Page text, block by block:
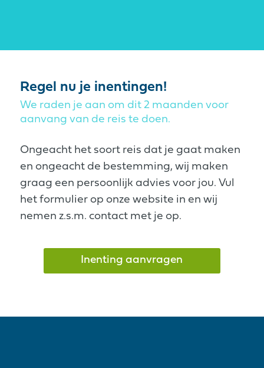
Regel nu je inentingen!
We raden je aan om dit 2 maanden voor
aanvang van de reis te doen.
Ongeacht het soort reis dat je gaat maken
en ongeacht de bestemming, wij maken
graag een persoonlijk advies voor jou. Vul
het formulier op onze website in en wij
nemen z.s.m. contact met je op.
Inenting aanvragen